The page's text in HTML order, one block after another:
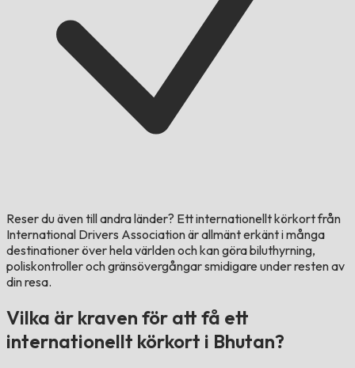
Reser du även till andra länder? Ett internationellt körkort från
International Drivers Association är allmänt erkänt i många
destinationer över hela världen och kan göra biluthyrning,
poliskontroller och gränsövergångar smidigare under resten av
din resa.
Vilka är kraven för att få ett
internationellt körkort i Bhutan?